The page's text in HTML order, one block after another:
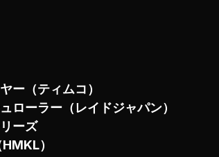
ー（ティムコ）
ローラー（レイドジャパン）
ーズ
）